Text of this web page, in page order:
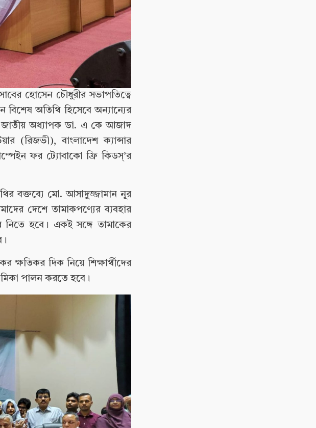
হোসেন চৌধুরীর সভাপতিত্বে
বিশেষ অতিথি হিসেবে অন্যান্যের
জাতীয় অধ্যাপক ডা. এ কে আজাদ
(রিজভী), বাংলাদেশ ক্যান্সার
ফর ট্যোবাকো ফ্রি কিডস্’র
বক্তব্যে মো. আসাদুজ্জামান নূর
দেশে তামাকপণ্যের ব্যবহার
নিতে হবে। একই সঙ্গে তামাকের
দিক নিয়ে শিক্ষার্থীদের
পালন করতে হবে।